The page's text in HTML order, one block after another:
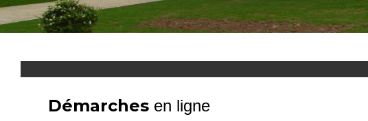
Démarches en ligne